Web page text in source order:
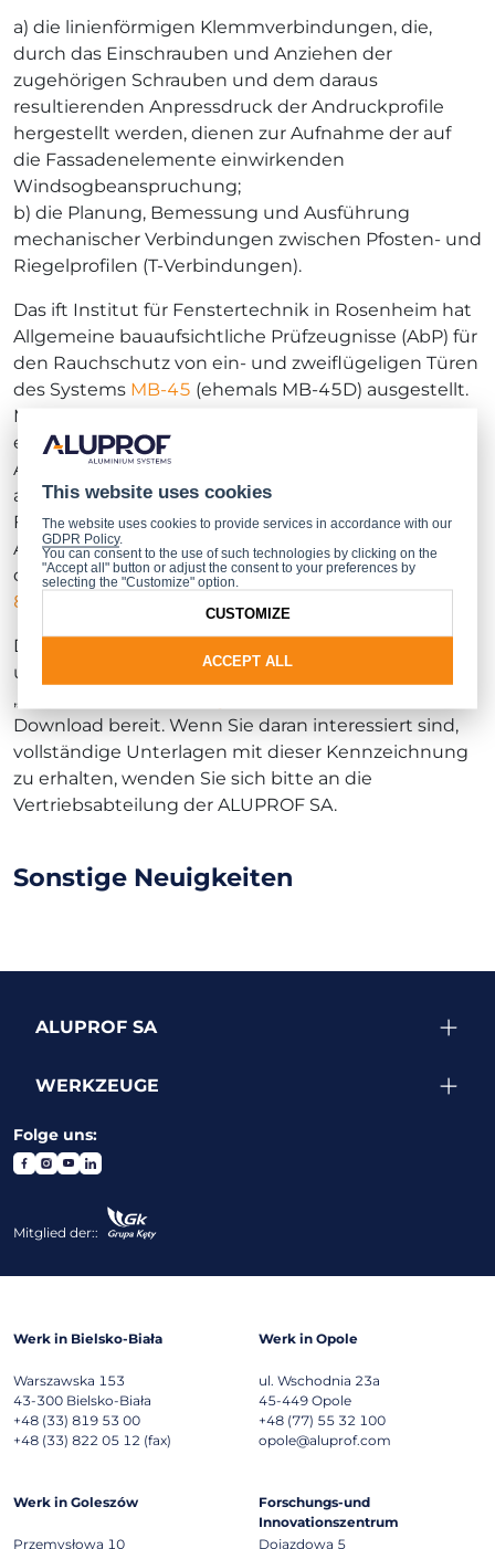
a) die linienförmigen Klemmverbindungen, die,
durch das Einschrauben und Anziehen der
zugehörigen Schrauben und dem daraus
resultierenden Anpressdruck der Andruckprofile
hergestellt werden, dienen zur Aufnahme der auf
die Fassadenelemente einwirkenden
Windsogbeanspruchung;
b) die Planung, Bemessung und Ausführung
mechanischer Verbindungen zwischen Pfosten- und
Riegelprofilen (T-Verbindungen).
Das ift Institut für Fenstertechnik in Rosenheim hat
Allgemeine bauaufsichtliche Prüfzeugnisse (AbP) für
den Rauchschutz von ein- und zweiflügeligen Türen
des Systems MB-45 (ehemals MB-45D) ausgestellt.
Mit Hilfe dieser Unterlagen haben unsere Kunden
einen immer besseren Zugang zu öffentlichen
Ausschreibungen in Deutschland und zu
anspruchsvollen Bauherren. Das ift Institut für
Fenstertechnik in Rosenheim hat außerdem ein
Allgemeines bauaufsichtliches Prüfzeugnis (AbP) für
die Verbundtragfähigkeit der ProfileMB-79N,
86
Die Ü-Zeichen für Aluprof-Systeme stehen in
unserem autorisierten Bereich im Bereich
„
Download bereit. Wenn Sie daran interessiert sind,
vollständige Unterlagen mit dieser Kennzeichnung
zu erhalten, wenden Sie sich bitte an die
Vertriebsabteilung der ALUPROF SA.
Sonstige Neuigkeiten
ALUPROF SA
WERKZEUGE
Folge uns:
Mitglied der::
Werk in Bielsko-Biała
Warszawska 153
43-300 Bielsko-Biała
+48 (33) 819 53 00
+48 (33) 822 05 12 (fax)
Werk in Opole
ul. Wschodnia 23a
45-449 Opole
+48 (77) 55 32 100
opole@aluprof.com
Werk in Goleszów
Przemysłowa 10
Forschungs-und
Innovationszentrum
Dojazdowa 5
This website uses cookies
The website uses cookies to provide services in accordance with our
GDPR Policy.
You can consent to the use of such technologies by clicking on the
"Accept all" button or adjust the consent to your preferences by
selecting the "Customize" option.
ACCEPT ALL
CUSTOMIZE